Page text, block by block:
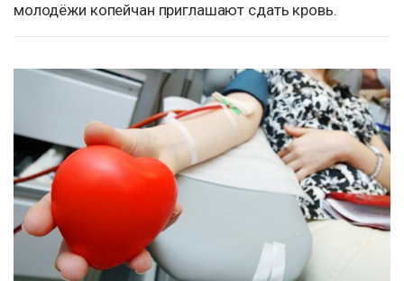
молодёжи копейчан приглашают сдать кровь.